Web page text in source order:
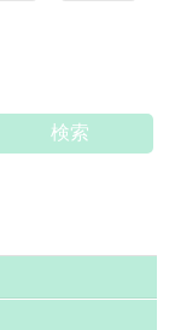
検索